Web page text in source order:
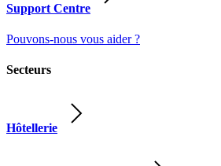
Support Centre
Pouvons-nous vous aider ?
Secteurs
Hôtellerie